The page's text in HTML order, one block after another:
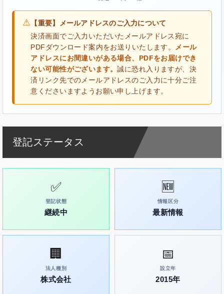
⚠ 【重要】メールアドレスのご入力について
決済画面でご入力いただいたメールアドレス宛に
PDFダウンロード案内をお送りいたします。
メール
アドレスにお間違いがある場合、PDFをお届けでき
ない可能性がございます。誠に恐れ入りますが、決
済リンク先でのメールアドレスのご入力に十分ご注
意くださいますようお願い申し上げます。
登記ステータス
✅
登記状態
継続中
🆕
情報区分
最新情報
🏢
法人種別
株式会社
📅
設立年
2015年